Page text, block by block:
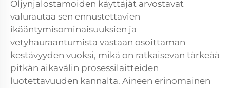
Öljynjalostamoiden käyttäjät arvostavat
valurautaa sen ennustettavien
ikääntymisominaisuuksien ja
vetyhauraantumista vastaan osoittaman
kestävyyden vuoksi, mikä on ratkaisevan tärkeää
pitkän aikavälin prosessilaitteiden
luotettavuuden kannalta. Aineen erinomainen